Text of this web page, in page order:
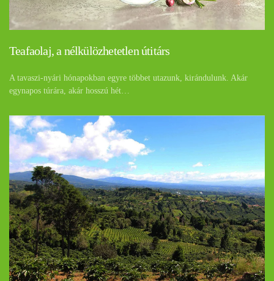
Teafaolaj, a nélkülözhetetlen útitárs
A tavaszi-nyári hónapokban egyre többet utazunk, kirándulunk. Akár
egynapos túrára, akár hosszú hét…